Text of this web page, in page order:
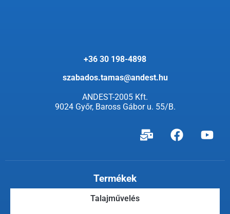
+36 30 198-4898
szabados.tamas@andest.hu
ANDEST-2005 Kft.
9024 Győr, Baross Gábor u. 55/B.
Termékek
Talajművelés